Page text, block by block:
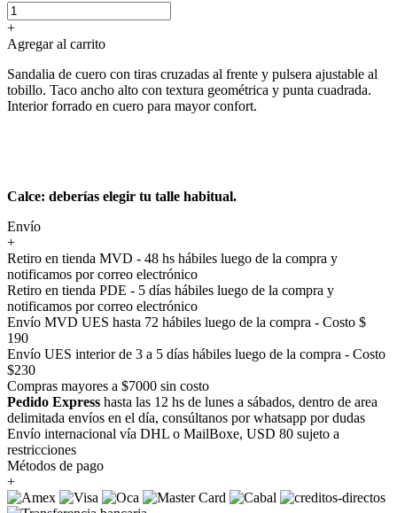
+
Agregar al carrito
Sandalia de cuero con tiras cruzadas al frente y pulsera ajustable al
tobillo. Taco ancho alto con textura geométrica y punta cuadrada.
Interior forrado en cuero para mayor confort.
Calce: deberías elegir tu talle habitual.
Envío
+
Retiro en tienda MVD - 48 hs hábiles luego de la compra y
notificamos por correo electrónico
Retiro en tienda PDE - 5 días hábiles luego de la compra y
notificamos por correo electrónico
Envío MVD UES hasta 72 hábiles luego de la compra - Costo $
190
Envío UES interior de 3 a 5 días hábiles luego de la compra - Costo
$230
Compras mayores a $7000 sin costo
Pedido Express hasta las 12 hs de lunes a sábados, dentro de area
delimitada envíos en el día, consúltanos por whatsapp por dudas
Envío internacional vía DHL o MailBoxe, USD 80 sujeto a
restricciones
Métodos de pago
+